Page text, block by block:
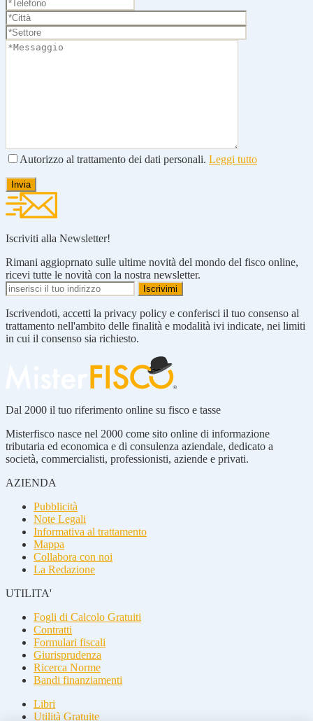
Autorizzo al trattamento dei dati personali. Leggi tutto
Iscriviti alla Newsletter!
Rimani aggioprnato sulle ultime novità del mondo del fisco online,
ricevi tutte le novità con la nostra newsletter.
Iscrivendoti, accetti la privacy policy e conferisci il tuo consenso al
trattamento nell'ambito delle finalità e modalità ivi indicate, nei limiti
in cui il consenso sia richiesto.
Dal 2000 il tuo riferimento online su fisco e tasse
Misterfisco nasce nel 2000 come sito online di informazione
tributaria ed economica e di consulenza aziendale, dedicato a
società, commercialisti, professionisti, aziende e privati.
AZIENDA
Pubblicità
Note Legali
Informativa al trattamento
Mappa
Collabora con noi
La Redazione
UTILITA'
Fogli di Calcolo Gratuiti
Contratti
Formulari fiscali
Giurisprudenza
Ricerca Norme
Bandi finanziamenti
Libri
Utilità Gratuite